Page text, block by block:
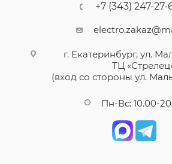
+7 (343) 247-27-
г. Екатеринбург, ул.
ТЦ
(вход со стороны ул.
Пн-Вс: 10.00-